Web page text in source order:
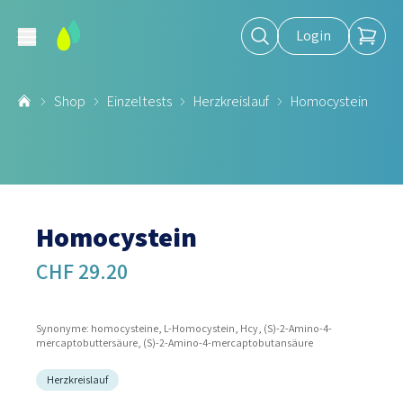
Login
Shop Einzeltests Herzkreislauf Homocystein
Homocystein
CHF 29.20
Synonyme: homocysteine, L-Homocystein, Hcy, (S)-2-Amino-4-
mercaptobuttersäure, (S)-2-Amino-4-mercaptobutansäure
Herzkreislauf